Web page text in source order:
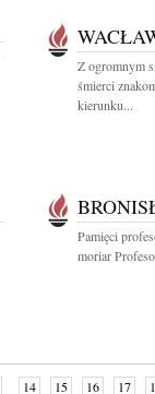
Z ogromnym
śmierci
kierunku...
Pamięci
moriar
14 15 16 17